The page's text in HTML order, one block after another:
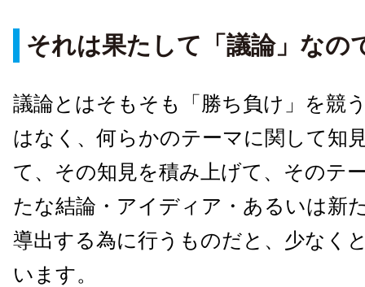
それは果たして「議論」なの
議論とはそもそも「勝ち負け」を競
はなく、何らかのテーマに関して知
て、その知見を積み上げて、そのテ
たな結論・アイディア・あるいは新
導出する為に行うものだと、少なく
います。